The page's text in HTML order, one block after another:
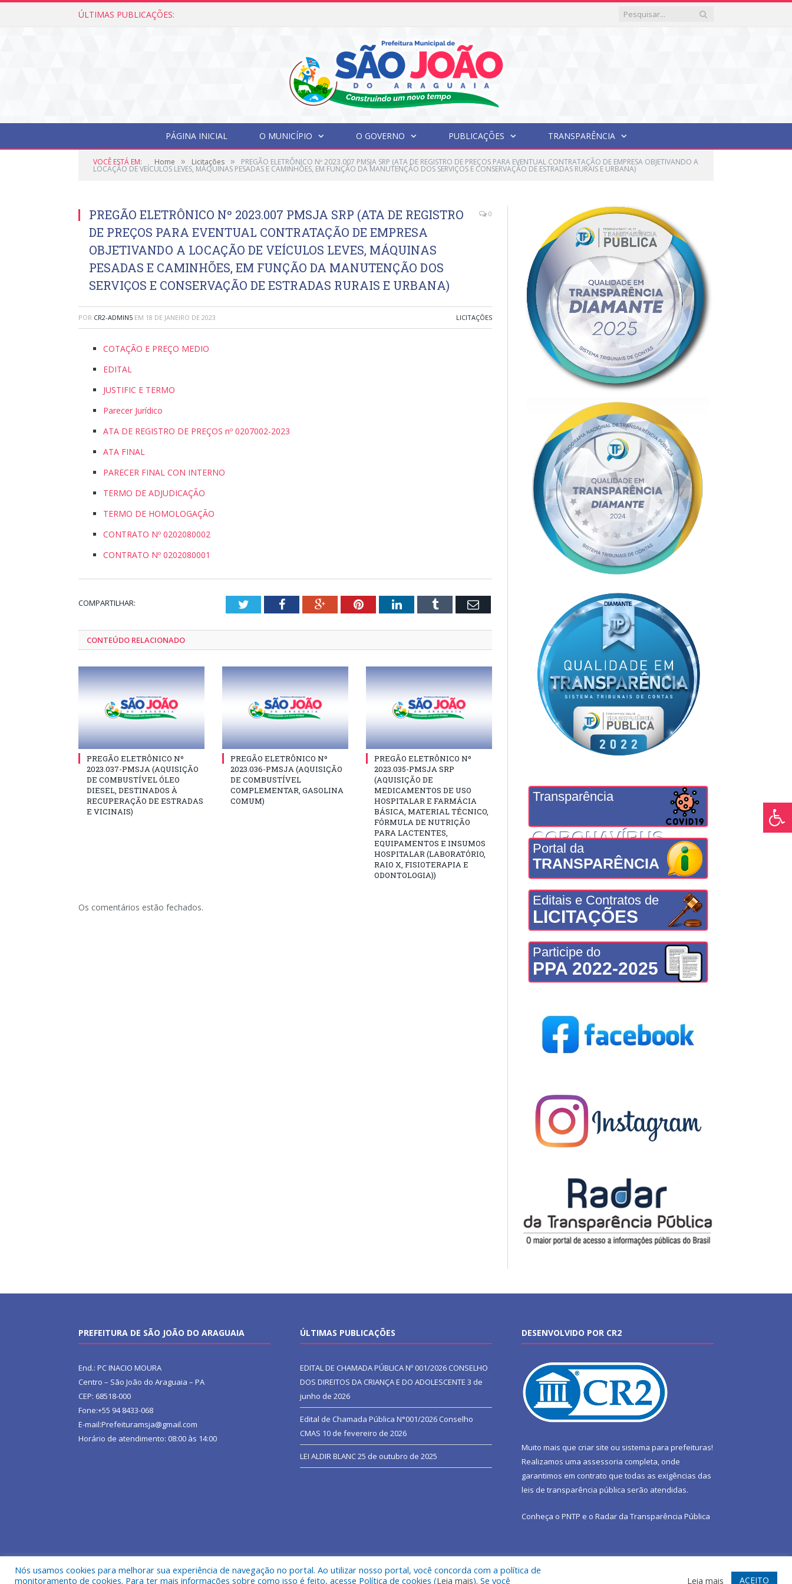
ÚLTIMAS PUBLICAÇÕES:
PÁGINA INICIAL O MUNICÍPIO O GOVERNO PUBLICAÇÕES TRANSPARÊNCIA
VOCÊ ESTÁ EM: Home » Licitações » PREGÃO ELETRÔNICO Nº 2023.007 PMSJA SRP (ATA DE REGISTRO DE PREÇOS PARA EVENTUAL CONTRATAÇÃO DE EMPRESA OBJETIVANDO A
LOCAÇÃO DE VEÍCULOS LEVES, MÁQUINAS PESADAS E CAMINHÕES, EM FUNÇÃO DA MANUTENÇÃO DOS SERVIÇOS E CONSERVAÇÃO DE ESTRADAS RURAIS E URBANA)
PREGÃO ELETRÔNICO Nº 2023.007 PMSJA SRP (ATA DE REGISTRO
DE PREÇOS PARA EVENTUAL CONTRATAÇÃO DE EMPRESA
OBJETIVANDO A LOCAÇÃO DE VEÍCULOS LEVES, MÁQUINAS
PESADAS E CAMINHÕES, EM FUNÇÃO DA MANUTENÇÃO DOS
SERVIÇOS E CONSERVAÇÃO DE ESTRADAS RURAIS E URBANA)
0
POR CR2-ADMIN5 EM 18 DE JANEIRO DE 2023 LICITAÇÕES
COTAÇÃO E PREÇO MEDIO
EDITAL
JUSTIFIC E TERMO
Parecer Jurídico
ATA DE REGISTRO DE PREÇOS nº 0207002-2023
ATA FINAL
PARECER FINAL CON INTERNO
TERMO DE ADJUDICAÇÃO
TERMO DE HOMOLOGAÇÃO
CONTRATO Nº 0202080002
CONTRATO Nº 0202080001
COMPARTILHAR: TwitterFacebookGoogle+PinterestLinkedInTumblr Email
CONTEÚDO RELACIONADO
PREGÃO ELETRÔNICO Nº
2023.037-PMSJA (AQUISIÇÃO
DE COMBUSTÍVEL ÓLEO
DIESEL, DESTINADOS À
RECUPERAÇÃO DE ESTRADAS
E VICINAIS)
PREGÃO ELETRÔNICO Nº
2023.036-PMSJA (AQUISIÇÃO
DE COMBUSTÍVEL
COMPLEMENTAR, GASOLINA
COMUM)
PREGÃO ELETRÔNICO Nº
2023.035-PMSJA SRP
(AQUISIÇÃO DE
MEDICAMENTOS DE USO
HOSPITALAR E FARMÁCIA
BÁSICA, MATERIAL TÉCNICO,
FÓRMULA DE NUTRIÇÃO
PARA LACTENTES,
EQUIPAMENTOS E INSUMOS
HOSPITALAR (LABORATÓRIO,
RAIO X, FISIOTERAPIA E
ODONTOLOGIA))
Os comentários estão fechados.
Transparência
CORONAVÍRUS
Portal da
TRANSPARÊNCIA
Editais e Contratos de
LICITAÇÕES
Participe do
PPA 2022-2025
PREFEITURA DE SÃO JOÃO DO ARAGUAIA
End.: PC INACIO MOURA
Centro – São João do Araguaia – PA
CEP: 68518-000
Fone:+55 94 8433-068
E-mail:Prefeituramsja@gmail.com
Horário de atendimento: 08:00 às 14:00
ÚLTIMAS PUBLICAÇÕES
EDITAL DE CHAMADA PÚBLICA Nº 001/2026 CONSELHO
DOS DIREITOS DA CRIANÇA E DO ADOLESCENTE 3 de
junho de 2026
Edital de Chamada Pública N°001/2026 Conselho
CMAS 10 de fevereiro de 2026
LEI ALDIR BLANC25 de outubro de 2025
DESENVOLVIDO POR CR2
Muito mais que criar site ou sistema para prefeituras!
Realizamos uma assessoria completa, onde
garantimos em contrato que todas as exigências das
leis de transparência pública serão atendidas.
Conheça o PNTP e o Radar da Transparência Pública
Todos os direitos reservados a Prefeitura Municipal de São João do Araguaia. Mapa do Site Acessar Webmail
Nós usamos cookies para melhorar sua experiência de navegação no portal. Ao utilizar nosso portal, você concorda com a política de
monitoramento de cookies. Para ter mais informações sobre como isso é feito, acesse Política de cookies (Leia mais). Se você Leia mais ACEITO